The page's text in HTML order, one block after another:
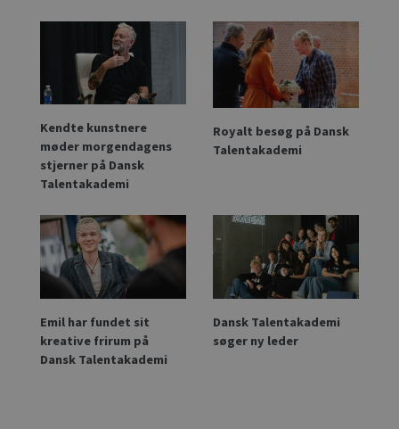
Kendte kunstnere
møder morgendagens
stjerner på Dansk
Talentakademi
Royalt besøg på Dansk
Talentakademi
Emil har fundet sit
kreative frirum på
Dansk Talentakademi
Dansk Talentakademi
søger ny leder